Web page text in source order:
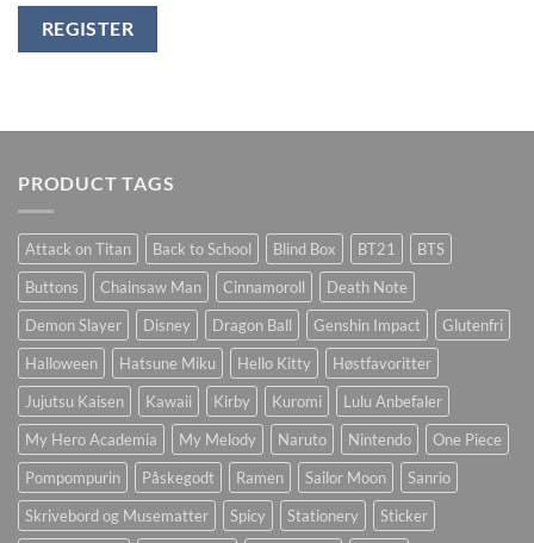
REGISTER
PRODUCT TAGS
Attack on Titan Back to School Blind Box BT21
BTS
Buttons
Chainsaw Man Cinnamoroll
Death Note
Demon Slayer
Disney Dragon Ball Genshin Impact
Glutenfri
Halloween
Hatsune Miku Hello Kitty
Høstfavoritter
Jujutsu Kaisen
Kawaii Kirby Kuromi
Lulu Anbefaler
My Hero Academia
My Melody Naruto Nintendo
One Piece
Pompompurin
Påskegodt Ramen Sailor Moon
Sanrio
Skrivebord og Musematter
Spicy Stationery
Sticker